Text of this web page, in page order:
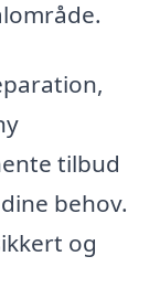
tilbud
behov.
og